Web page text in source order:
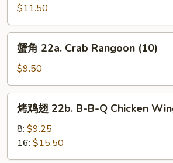
21b.
Teriyaki
Chicken
(5)
$11.50
22a.
Crab
Rangoon
(10)
蟹角 22a. Crab Rangoon (10)
$9.50
22b.
B-
烤鸡翅 22b. B-B-Q Chicken
8: $9.25
16: $15.50